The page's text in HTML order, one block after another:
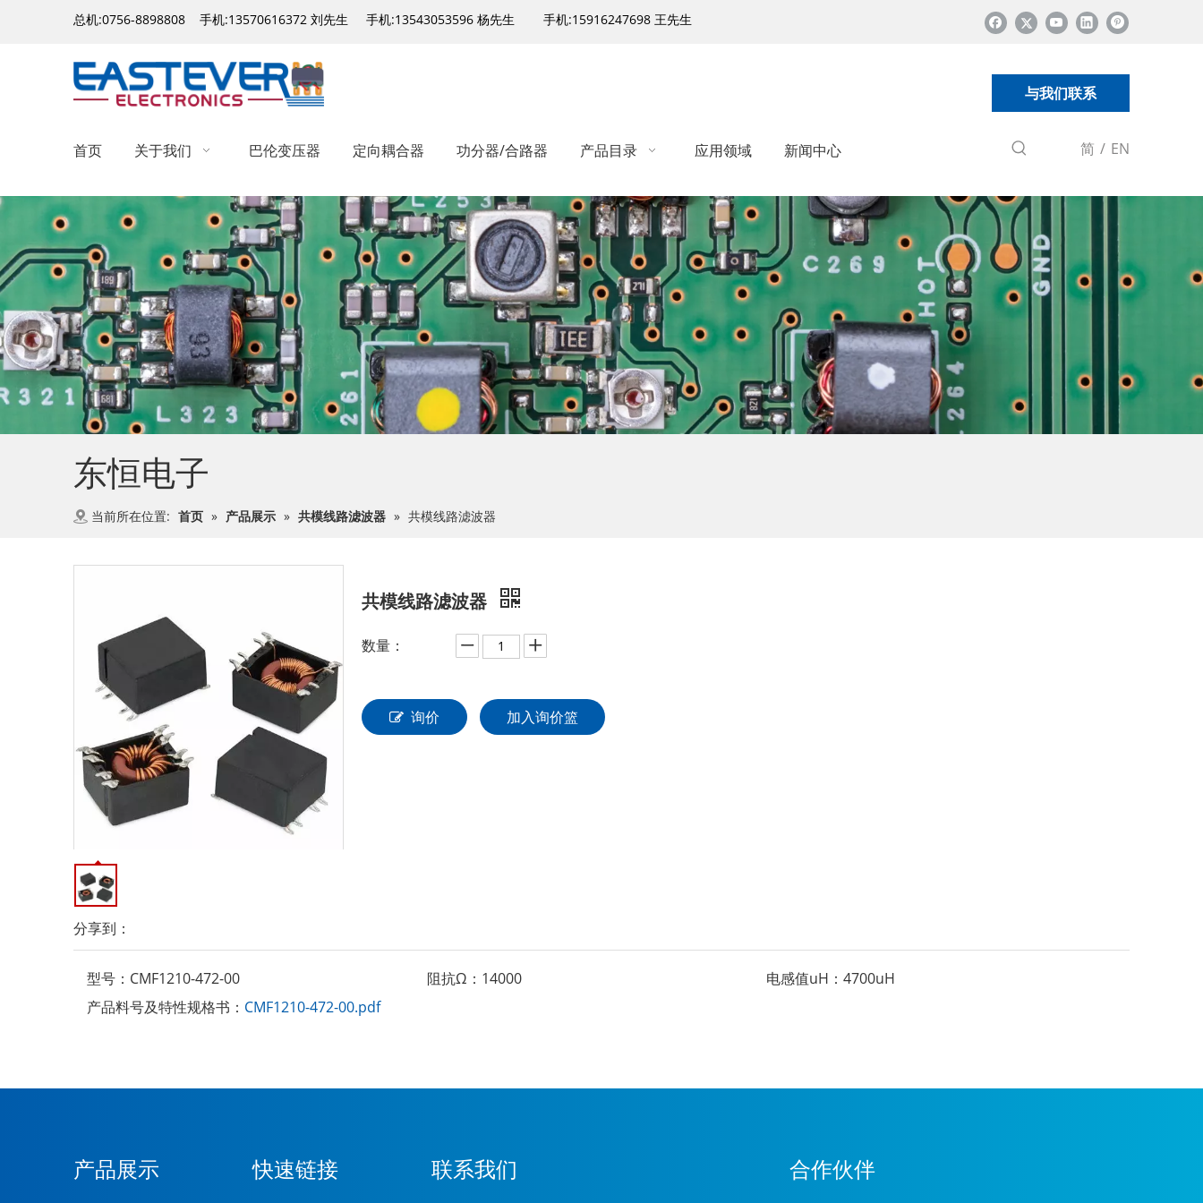
总机:0756-8898808 手机:13570616372 刘先生 手机:13543053596 杨先生 手机:15916247698 王先生
与我们联系
首页 关于我们 巴伦变压器 定向耦合器 功分器/合路器 产品目录 应用领域 新闻中心 简 / EN
东恒电子
当前所在位置: 首页 » 产品展示 » 共模线路滤波器 » 共模线路滤波器
分享到：
共模线路滤波器
数量：
询价 加入询价篮
型号： CMF1210-472-00 阻抗Ω： 14000 电感值uH： 4700uH
产品料号及特性规格书： CMF1210-472-00.pdf
产品展示 快速链接 联系我们 合作伙伴